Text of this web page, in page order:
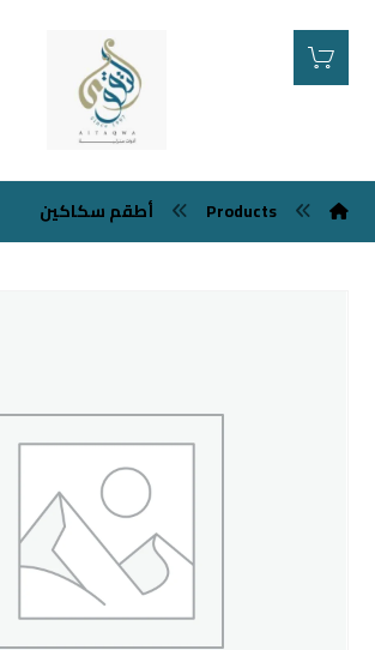
Products أطقم سكاكين